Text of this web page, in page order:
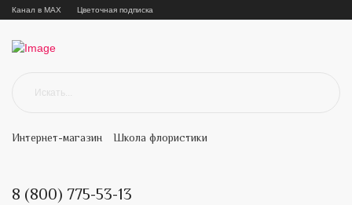
Канал в MAX Цветочная подписка
Интернет-магазин Школа флористики
8 (800) 775-53-13